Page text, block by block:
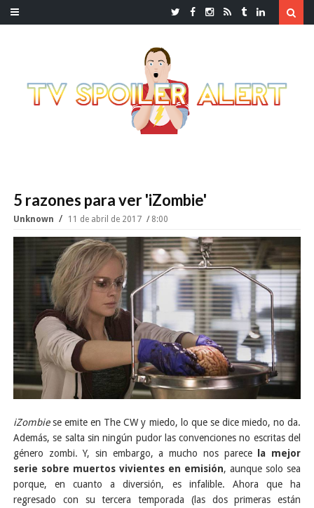
5 razones para ver 'iZombie'
Unknown 11 de abril de 2017 8:00
iZombiese emite en The CW y miedo, lo que se dice miedo, no da.
Además, se salta sin ningún pudor las convenciones no escritas del
género zombi. Y, sin embargo, a mucho nos parece
la mejor
serie sobre muertos vivientes en emisión, aunque solo sea
porque, en cuanto a diversión, es infalible. Ahora que ha
regresado con su tercera temporada (las dos primeras están